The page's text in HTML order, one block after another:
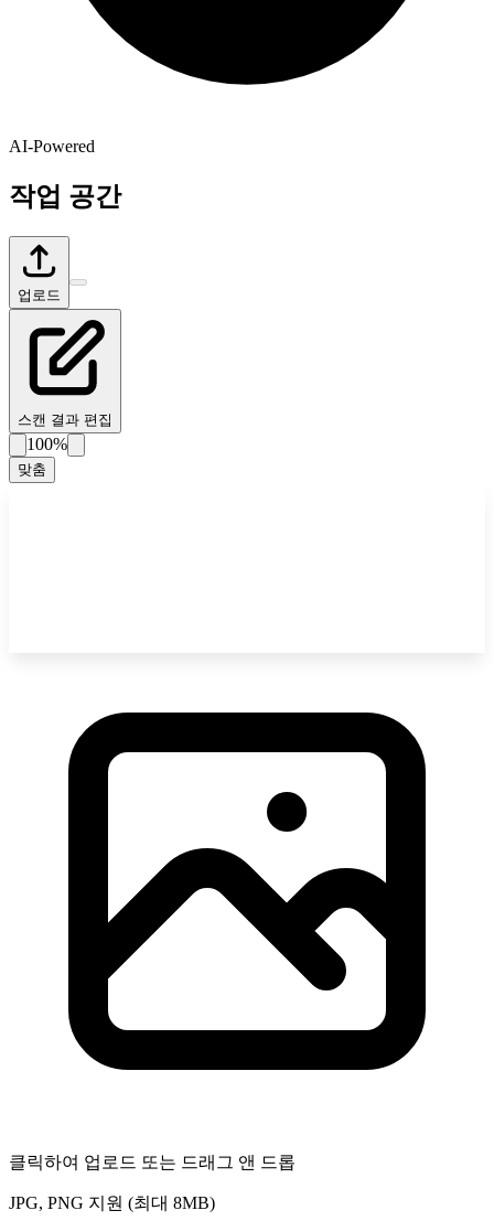
AI-Powered
작업 공간
업로드
스캔 결과 편집
100%
맞춤
클릭하여 업로드 또는 드래그 앤 드롭
JPG, PNG 지원 (최대 8MB)